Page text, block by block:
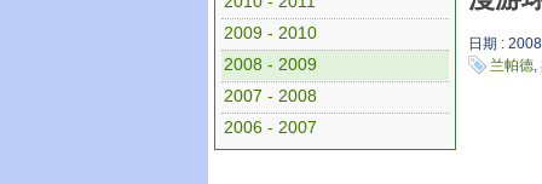
2009 - 2010
2008 - 2009
2007 - 2008
2006 - 2007
日期 :
兰帕德,